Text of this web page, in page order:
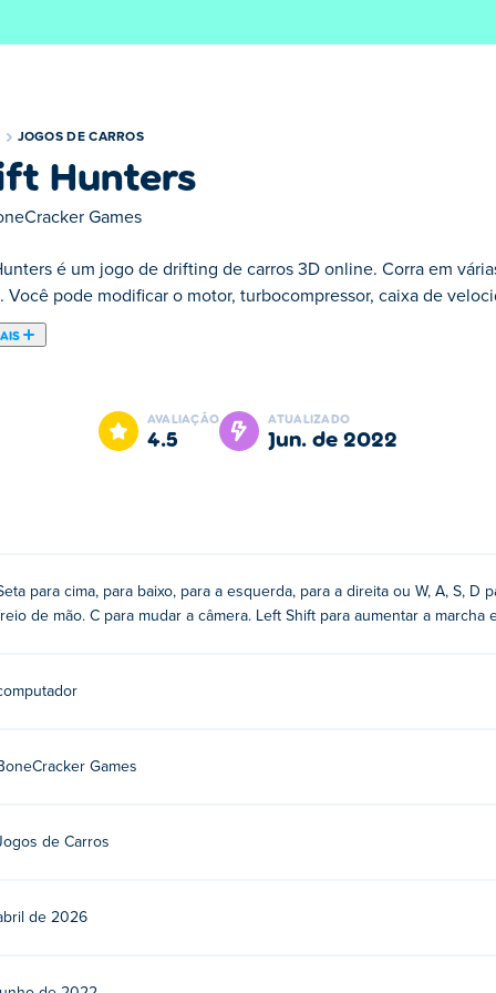
JOGOS DE CARROS
Hunters
Games
é um jogo de drifting de carros 3D online. Corra em
Você pode modificar o motor, turbocompressor, caixa de
3D online. Corra em várias pistas desafiadoras e personalize
mais. Tente encontrar a configuração de drifting perfeita.
e dos aros. Escolha diferentes tipos de jantes e
o Porsche 911 GT é o carro mais caro em Drift Hunters. O
AVALIAÇÃO
4.5
ATUALIZADO
jun. de 2022
para cima, para baixo, para a esquerda, para a direita ou W, A, S, D
de mão. C para mudar a câmera. Left Shift para aumentar a marcha
Games
de Carros
de 2026